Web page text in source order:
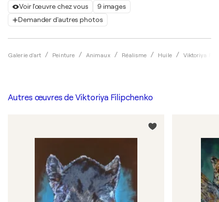
Voir l'œuvre chez vous
9 images
Demander d'autres photos
Galerie d'art Peinture Animaux Réalisme Huile Viktoriya
Autres œuvres de Viktoriya Filipchenko